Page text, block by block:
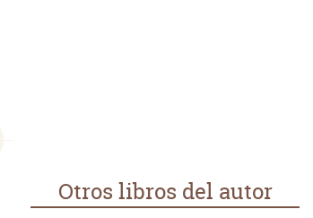
Otros libros del autor